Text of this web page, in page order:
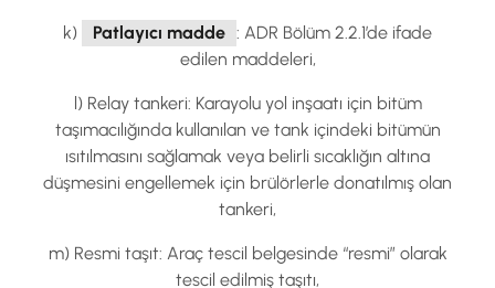
k) Patlayıcı madde : ADR Bölüm 2.2.1’de ifade
edilen maddeleri,
l) Relay tankeri: Karayolu yol inşaatı için bitüm
taşımacılığında kullanılan ve tank içindeki bitümün
ısıtılmasını sağlamak veya belirli sıcaklığın altına
düşmesini engellemek için brülörlerle donatılmış olan
tankeri,
m) Resmi taşıt: Araç tescil belgesinde “resmi” olarak
tescil edilmiş taşıtı,